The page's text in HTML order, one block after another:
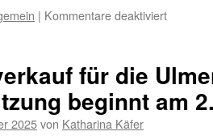
| Kommentare deaktiviertfür
für die
beginnt am
2025von Katharina Käfer